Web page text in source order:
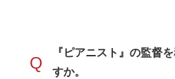
Q
『ピアニスト』の監督
すか。